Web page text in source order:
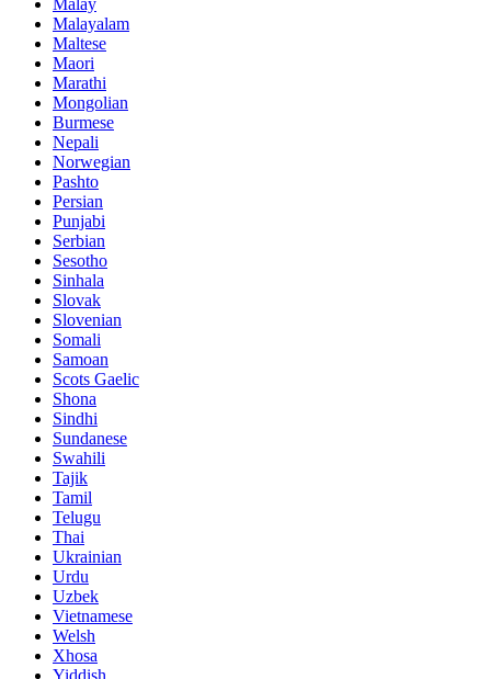
Malay
Malayalam
Maltese
Maori
Marathi
Mongolian
Burmese
Nepali
Norwegian
Pashto
Persian
Punjabi
Serbian
Sesotho
Sinhala
Slovak
Slovenian
Somali
Samoan
Scots Gaelic
Shona
Sindhi
Sundanese
Swahili
Tajik
Tamil
Telugu
Thai
Ukrainian
Urdu
Uzbek
Vietnamese
Welsh
Xhosa
Yiddish